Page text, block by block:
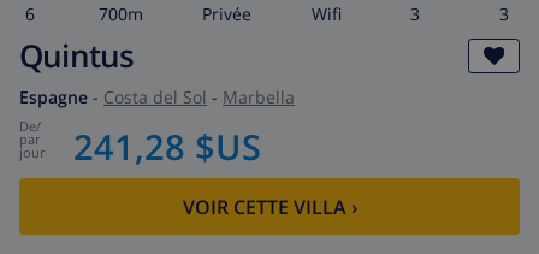
6 700m privée wifi 3 3
Quintus
Espagne - Costa del Sol - Marbella
de/
par
jour 241,28 $US
VOIR CETTE VILLA›